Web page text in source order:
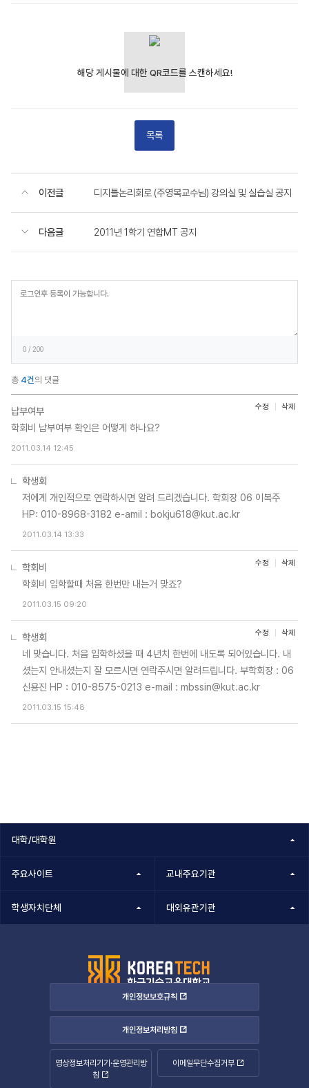
목록
이전글 디지틀논리회로 (주영복교수님) 강의실 및 실습실 공지
다음글 2011년 1학기 연합MT 공지
0 / 200
총 4건의 댓글
납부여부
학회비 납부여부 확인은 어떻게 하나요?
2011.03.14 12:45
수정 삭제
학생회
저에게 개인적으로 연락하시면 알려 드리겠습니다. 학회장 06 이복주
HP: 010-8968-3182 e-amil : bokju618@kut.ac.kr
2011.03.14 13:33
학회비
학회비 입학할때 처음 한번만 내는거 맞죠?
2011.03.15 09:20
수정 삭제
학생회
네 맞습니다. 처음 입학하셨을 때 4년치 한번에 내도록 되어있습니다. 내
셨는지 안내셨는지 잘 모르시면 연락주시면 알려드립니다. 부학회장 : 06
신용진 HP : 010-8575-0213 e-mail : mbssin@kut.ac.kr
2011.03.15 15:48
수정 삭제
대학/대학원
주요사이트 교내주요기관
학생자치단체 대외유관기관
개인정보보호규칙
개인정보처리방침
영상정보처리기기·운영관리방
침
이메일무단수집거부